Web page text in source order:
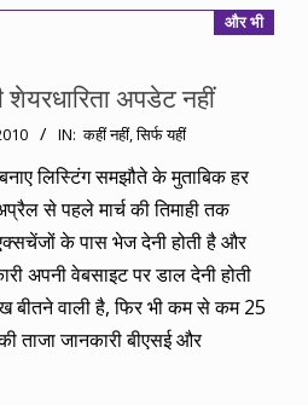
और भी
अपडेट नहीं
IN: कहीं नहीं, सिर्फ यहीं
लिस्टिंग समझौते के मुताबिक हर
से पहले मार्च की तिमाही तक
के पास भेज देनी होती है और
अपनी वेबसाइट पर डाल देनी होती
वाली है, फिर भी कम से कम 25
ताजा जानकारी बीएसई और